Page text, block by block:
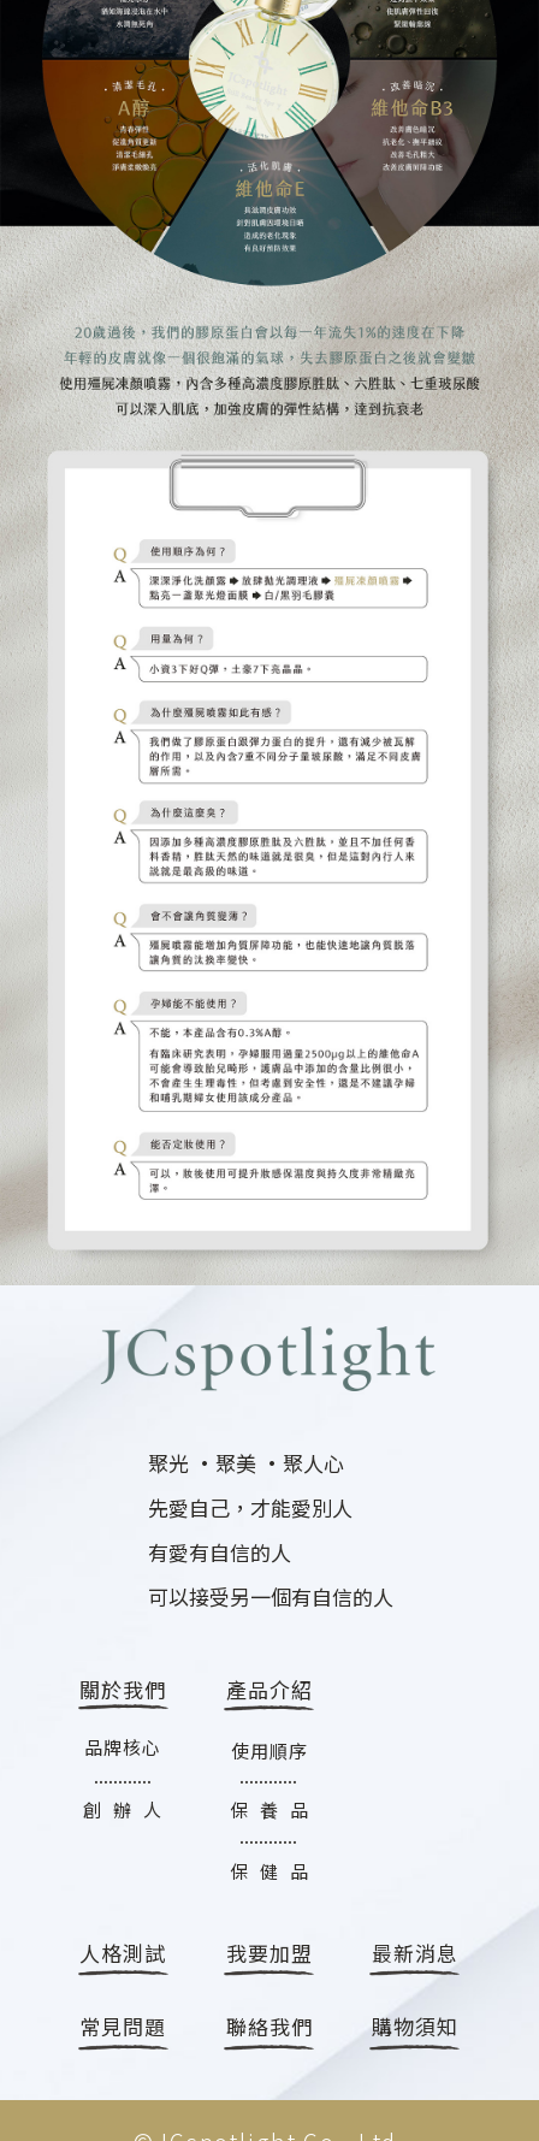
聚光 ·聚美 ·聚人心
先愛自己，才能愛別人
有愛有自信的人
可以接受另一個有自信的人
關於我們 產品介紹
人格測試 我要加盟
聯絡我們 購物須知
常見問題
最新消息
品牌核心
創 辦 人
............
使用順序
保 養 品
保 健 品
............
............